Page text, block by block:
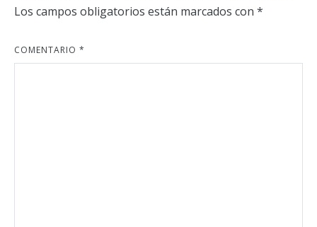
Los campos obligatorios están marcados con *
COMENTARIO *